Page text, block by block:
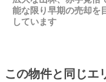
能な限り早期の売却を
しています
この物件と同じエ